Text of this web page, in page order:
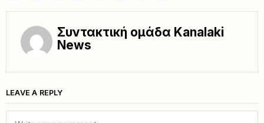
Συντακτική ομάδα Kanalaki
News
LEAVE A REPLY